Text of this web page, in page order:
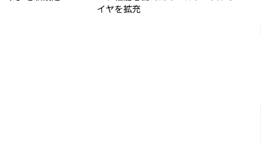
イヤを拡充